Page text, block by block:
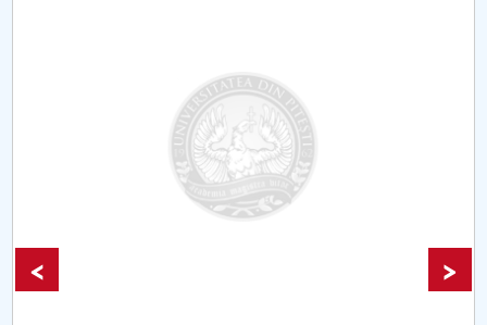
Université pour la communauté
Comisie de etica unversitară
Evenimente CUP
< >